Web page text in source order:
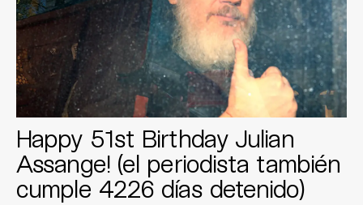
Happy 51st Birthday Julian
Assange! (el periodista también
cumple 4226 días detenido)